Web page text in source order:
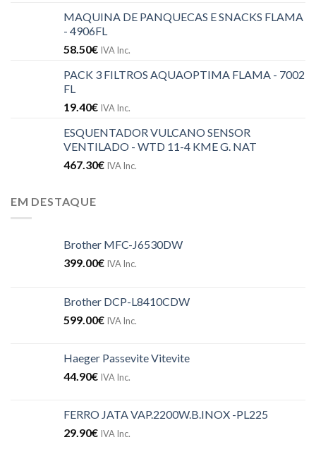
MAQUINA DE PANQUECAS E SNACKS FLAMA
- 4906FL
58.50€ IVA Inc.
PACK 3 FILTROS AQUAOPTIMA FLAMA - 7002
FL
19.40€ IVA Inc.
ESQUENTADOR VULCANO SENSOR
VENTILADO - WTD 11-4 KME G. NAT
467.30€ IVA Inc.
EM DESTAQUE
Brother MFC-J6530DW
399.00€ IVA Inc.
Brother DCP-L8410CDW
599.00€ IVA Inc.
Haeger Passevite Vitevite
44.90€ IVA Inc.
FERRO JATA VAP.2200W.B.INOX -PL225
29.90€ IVA Inc.